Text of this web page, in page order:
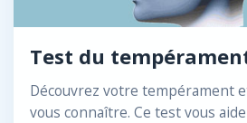
Test du
Découvrez votre tempérament
vous connaître. Ce test vous